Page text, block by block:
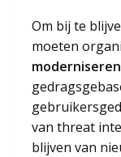
Om bij te
moeten
moderniseren
van threat
blijven van